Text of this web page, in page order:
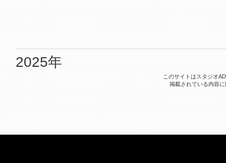
2025年
このサイトはスタジオ
掲載されている内容